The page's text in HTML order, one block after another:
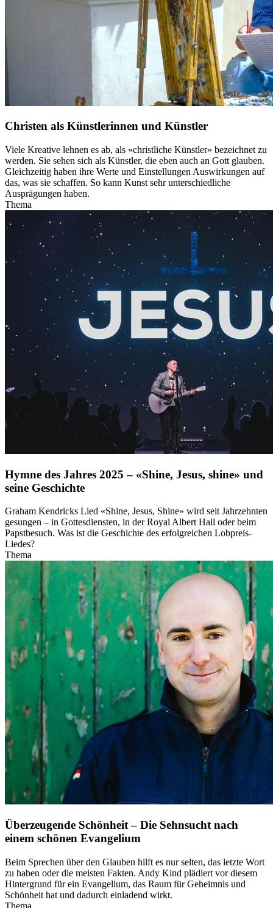
Christen als Künstlerinnen und Künstler
Viele Kreative lehnen es ab, als «christliche Künstler» bezeichnet zu
werden. Sie sehen sich als Künstler, die eben auch an Gott glauben.
Gleichzeitig haben ihre Werte und Einstellungen Auswirkungen auf
das, was sie schaffen. So kann Kunst sehr unterschiedliche
Ausprägungen haben.
Thema
Hymne des Jahres 2025 – «Shine, Jesus, shine» und
seine Geschichte
Graham Kendricks Lied «Shine, Jesus, Shine» wird seit Jahrzehnten
gesungen – in Gottesdiensten, in der Royal Albert Hall oder beim
Papstbesuch. Was ist die Geschichte des erfolgreichen Lobpreis-
Liedes?
Thema
Überzeugende Schönheit – Die Sehnsucht nach
einem schönen Evangelium
Beim Sprechen über den Glauben hilft es nur selten, das letzte Wort
zu haben oder die meisten Fakten. Andy Kind plädiert vor diesem
Hintergrund für ein Evangelium, das Raum für Geheimnis und
Schönheit hat und dadurch einladend wirkt.
Thema